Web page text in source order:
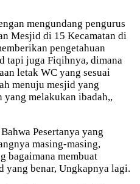
mengundang pengurus
Mesjid di 15 Kecamatan di
pengetahuan
tapi juga Fiqihnya, dimana
letak WC yang sesuai
menuju mesjid yang
yang melakukan ibadah,,
Pesertanya yang
masing-masing,
bagaimana membuat
yang benar, Ungkapnya lagi.